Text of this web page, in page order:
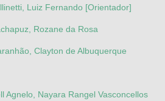
Luiz Fernando [Orientador]
Rozane da Rosa
Clayton de Albuquerque
Agnelo, Nayara Rangel Vasconcellos